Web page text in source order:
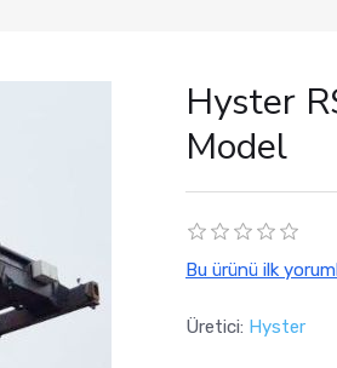
Hyster
Model
Bu ürünü ilk
Üretici: Hyster